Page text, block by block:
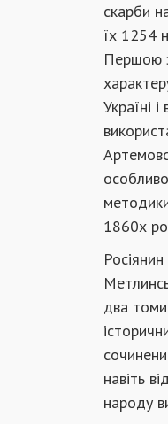
скарби
їх 1254
Першою
Україні
1860х
два
навіть
народу